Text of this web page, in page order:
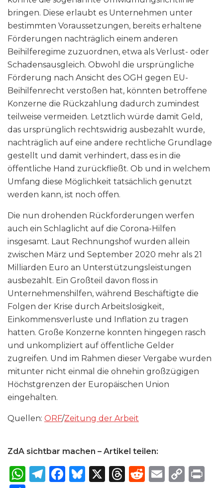
bringen. Diese erlaubt es Unternehmen unter
bestimmten Voraussetzungen, bereits erhaltene
Förderungen nachträglich einem anderen
Beihilferegime zuzuordnen, etwa als Verlust- oder
Schadensausgleich. Obwohl die ursprüngliche
Förderung nach Ansicht des OGH gegen EU-
Beihilfenrecht verstoßen hat, könnten betroffene
Konzerne die Rückzahlung dadurch zumindest
teilweise vermeiden. Letztlich würde damit Geld,
das ursprünglich rechtswidrig ausbezahlt wurde,
nachträglich auf eine andere rechtliche Grundlage
gestellt und damit verhindert, dass es in die
öffentliche Hand zurückfließt. Ob und in welchem
Umfang diese Möglichkeit tatsächlich genutzt
werden kann, ist noch offen.
Die nun drohenden Rückforderungen werfen
auch ein Schlaglicht auf die Corona-Hilfen
insgesamt. Laut Rechnungshof wurden allein
zwischen März und September 2020 mehr als 21
Milliarden Euro an Unterstützungsleistungen
ausbezahlt. Ein Großteil davon floss in
Unternehmenshilfen, während Beschäftigte die
Folgen der Krise durch Arbeitslosigkeit,
Einkommensverluste und Inflation zu tragen
hatten. Große Konzerne konnten hingegen rasch
und unkompliziert auf öffentliche Gelder
zugreifen. Und im Rahmen dieser Vergabe wurden
mitunter nicht einmal die ohnehin großzügigen
Höchstgrenzen der Europäischen Union
eingehalten.
Quellen: ORF/Zeitung der Arbeit
ZdA sichtbar machen – Artikel teilen:
W T
F
B X
T
R
E
C